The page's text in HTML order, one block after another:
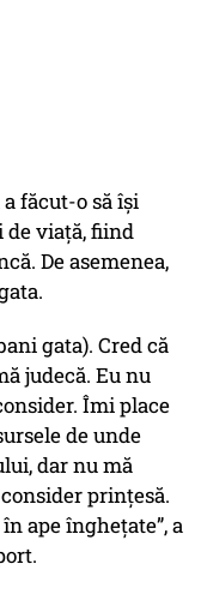
făcut-o să își
de viață, fiind
De asemenea,
gata). Cred că
judecă. Eu nu
Îmi place
de unde
dar nu mă
prințesă.
ape înghețate”, a